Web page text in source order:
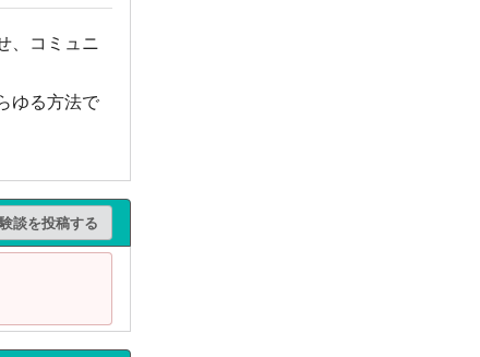
、コミュニ
ゆる方法で
談を投稿する